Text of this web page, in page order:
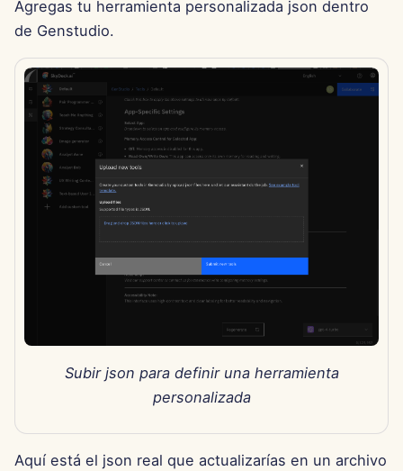
14 de marzo de 2025
28 de febrero de 2025
21 de febrero de 2025
14 de febrero de 2025
7 de febrero de 2025
31 de enero de 2025
10 de enero de 2025
Agregas tu herramienta personalizada json dentro
de Genstudio.
Subir json para definir una herramienta
personalizada
Aquí está el json real que actualizarías en un archivo